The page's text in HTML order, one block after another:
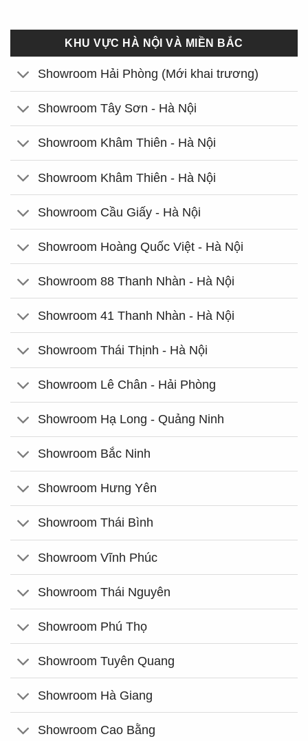
KHU VỰC HÀ NỘI VÀ MIỀN BẮC
Showroom Hải Phòng (Mới khai trương)
Showroom Tây Sơn - Hà Nội
Showroom Khâm Thiên - Hà Nội
Showroom Khâm Thiên - Hà Nội
Showroom Cầu Giấy - Hà Nội
Showroom Hoàng Quốc Việt - Hà Nội
Showroom 88 Thanh Nhàn - Hà Nội
Showroom 41 Thanh Nhàn - Hà Nội
Showroom Thái Thịnh - Hà Nội
Showroom Lê Chân - Hải Phòng
Showroom Hạ Long - Quảng Ninh
Showroom Bắc Ninh
Showroom Hưng Yên
Showroom Thái Bình
Showroom Vĩnh Phúc
Showroom Thái Nguyên
Showroom Phú Thọ
Showroom Tuyên Quang
Showroom Hà Giang
Showroom Cao Bằng